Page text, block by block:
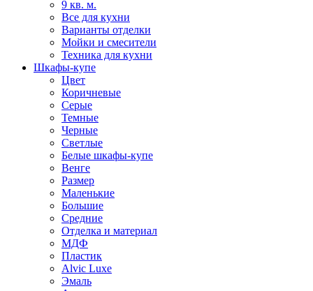
9 кв. м.
Все для кухни
Варианты отделки
Мойки и смесители
Техника для кухни
Шкафы-купе
Цвет
Коричневые
Серые
Темные
Черные
Светлые
Белые шкафы-купе
Венге
Размер
Маленькие
Большие
Средние
Отделка и материал
МДФ
Пластик
Alvic Luxe
Эмаль